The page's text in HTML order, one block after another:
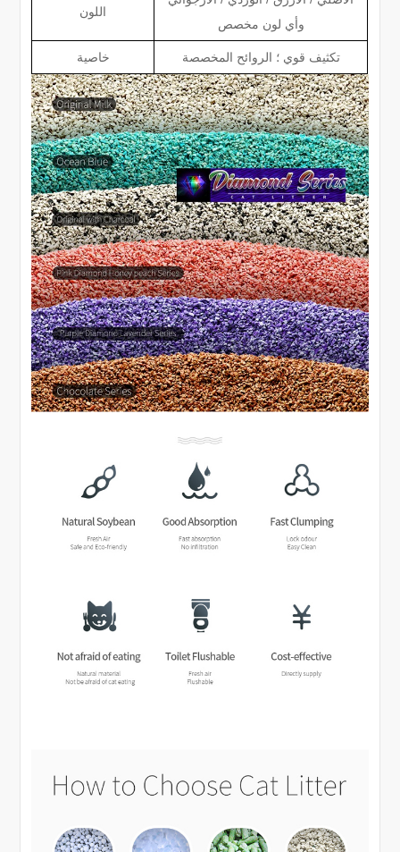
اللون
وأي لون مخصص
خاصية تكثيف قوي ؛ الروائح المخصصة